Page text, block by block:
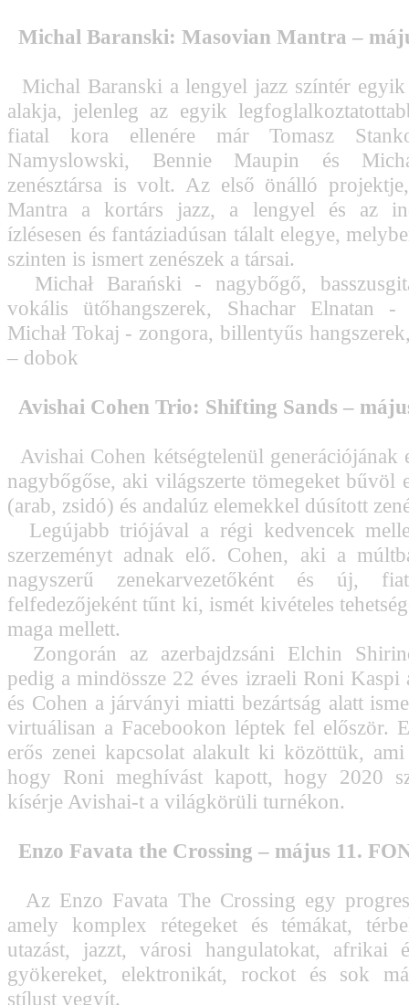
Michal Baranski: Masovian Mantra –
Michal Baranski a lengyel jazz színtér egyik
alakja, jelenleg az egyik
fiatal kora ellenére már Tomasz
Namyslowski, Bennie Maupin és
zenésztársa is volt. Az első önálló
Mantra a kortárs jazz, a lengyel és az
ízlésesen és fantáziadúsan tálalt elegye,
szinten is ismert zenészek a társai.
Michał Barański - nagybőgő,
vokális ütőhangszerek, Shachar Elnatan
Michał Tokaj - zongora, billentyűs
– dobok
Avishai Cohen Trio: Shifting Sands –
Avishai Cohen kétségtelenül
nagybőgőse, aki világszerte tömegeket bűvöl
(arab, zsidó) és andalúz elemekkel dúsított
Legújabb triójával a régi kedvencek
szerzeményt adnak elő. Cohen, aki a
nagyszerű zenekarvezetőként és új,
felfedezőjeként tűnt ki, ismét kivételes
maga mellett.
Zongorán az azerbajdzsáni Elchin
pedig a mindössze 22 éves izraeli Roni Kaspi
és Cohen a járványi miatti bezártság alatt
virtuálisan a Facebookon léptek fel először.
erős zenei kapcsolat alakult ki közöttük, ami
hogy Roni meghívást kapott, hogy 2020
kísérje Avishai-t a világkörüli turnékon.
Enzo Favata the Crossing – május 11.
Az Enzo Favata The Crossing egy
amely komplex rétegeket és témákat,
utazást, jazzt, városi hangulatokat, afrikai
gyökereket, elektronikát, rockot és sok
stílust vegyít.